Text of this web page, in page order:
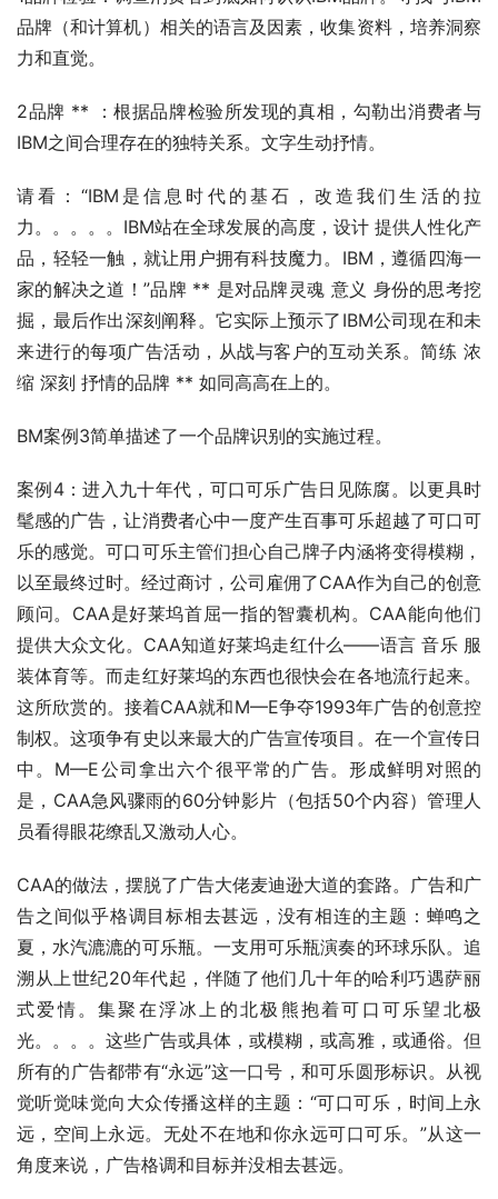
品牌（和计算机）相关的语言及因素，收集资料，培养洞察
力和直觉。
2品牌 ** ：根据品牌检验所发现的真相，勾勒出消费者与
IBM之间合理存在的独特关系。文字生动抒情。
请看：“IBM是信息时代的基石，改造我们生活的拉
力。。。。。IBM站在全球发展的高度，设计 提供人性化产
品，轻轻一触，就让用户拥有科技魔力。IBM，遵循四海一
家的解决之道！”品牌 ** 是对品牌灵魂 意义 身份的思考挖
掘，最后作出深刻阐释。它实际上预示了IBM公司现在和未
来进行的每项广告活动，从战与客户的互动关系。简练 浓
缩 深刻 抒情的品牌 ** 如同高高在上的。
BM案例3简单描述了一个品牌识别的实施过程。
案例4：进入九十年代，可口可乐广告日见陈腐。以更具时
髦感的广告，让消费者心中一度产生百事可乐超越了可口可
乐的感觉。可口可乐主管们担心自己牌子内涵将变得模糊，
以至最终过时。经过商讨，公司雇佣了CAA作为自己的创意
顾问。CAA是好莱坞首屈一指的智囊机构。CAA能向他们
提供大众文化。CAA知道好莱坞走红什么——语言 音乐 服
装体育等。而走红好莱坞的东西也很快会在各地流行起来。
这所欣赏的。接着CAA就和M—E争夺1993年广告的创意控
制权。这项争有史以来最大的广告宣传项目。在一个宣传日
中。M—E公司拿出六个很平常的广告。形成鲜明对照的
是，CAA急风骤雨的60分钟影片（包括50个内容）管理人
员看得眼花缭乱又激动人心。
CAA的做法，摆脱了广告大佬麦迪逊大道的套路。广告和广
告之间似乎格调目标相去甚远，没有相连的主题：蝉鸣之
夏，水汽漉漉的可乐瓶。一支用可乐瓶演奏的环球乐队。追
溯从上世纪20年代起，伴随了他们几十年的哈利巧遇萨丽
式爱情。集聚在浮冰上的北极熊抱着可口可乐望北极
光。。。。这些广告或具体，或模糊，或高雅，或通俗。但
所有的广告都带有“永远”这一口号，和可乐圆形标识。从视
觉听觉味觉向大众传播这样的主题：“可口可乐，时间上永
远，空间上永远。无处不在地和你永远可口可乐。”从这一
角度来说，广告格调和目标并没相去甚远。